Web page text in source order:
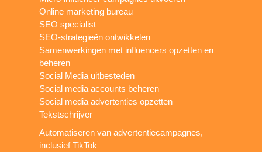
Online marketing bureau
SEO specialist
SEO-strategieën ontwikkelen
Samenwerkingen met influencers opzetten en
beheren
Social Media uitbesteden
Social media accounts beheren
Social media advertenties opzetten
Tekstschrijver
Automatiseren van advertentiecampagnes,
inclusief TikTok